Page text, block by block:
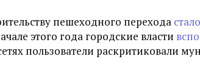
пешеходного перехода
этого года городские власти
пользователи раскритиковали